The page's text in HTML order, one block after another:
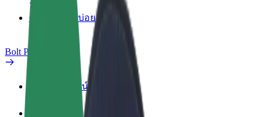
คำถามที่พบบ่อย
Bolt Plus
สิทธิประโยชน์